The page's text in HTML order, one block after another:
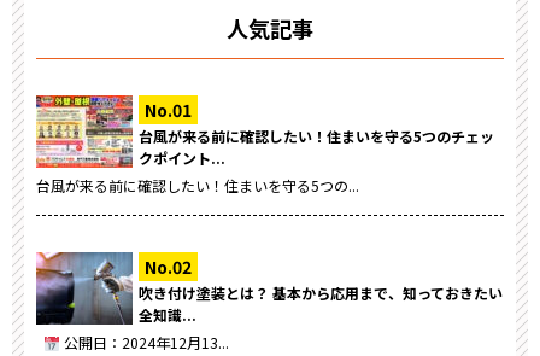
人気記事
台風が来る前に確認したい！住まいを守る5つのチェッ
クポイント...
台風が来る前に確認したい！住まいを守る5つの...
吹き付け塗装とは？ 基本から応用まで、知っておきたい
全知識...
公開日：2024年12月13...